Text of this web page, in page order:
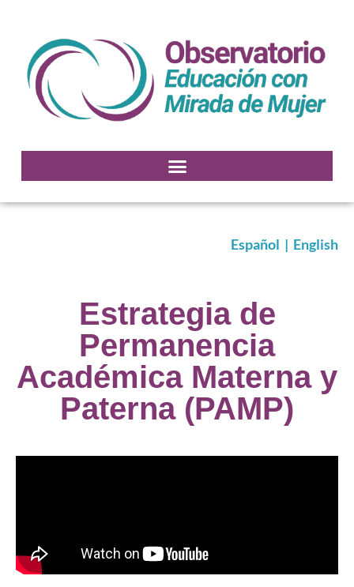
Español | English
Estrategia de
Permanencia
Académica Materna y
Paterna (PAMP)